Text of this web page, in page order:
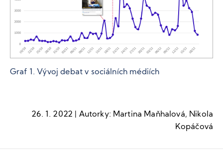
Graf 1. Vývoj debat v sociálních médiích
26. 1. 2022 | Autorky: Martina Maňhalová, Nikola
Kopáčová